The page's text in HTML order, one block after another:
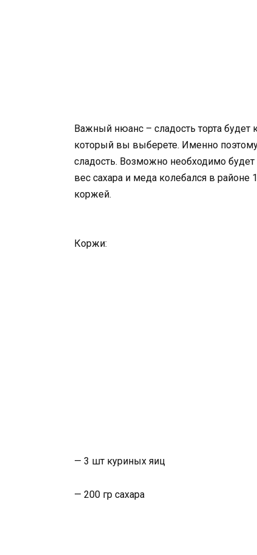
Важный нюанс – сладость торта будет
который вы выберете. Именно
сладость. Возможно необходимо
вес сахара и меда колебался в районе
коржей.
Коржи:
— 3 шт куриных яиц
— 200 гр сахара